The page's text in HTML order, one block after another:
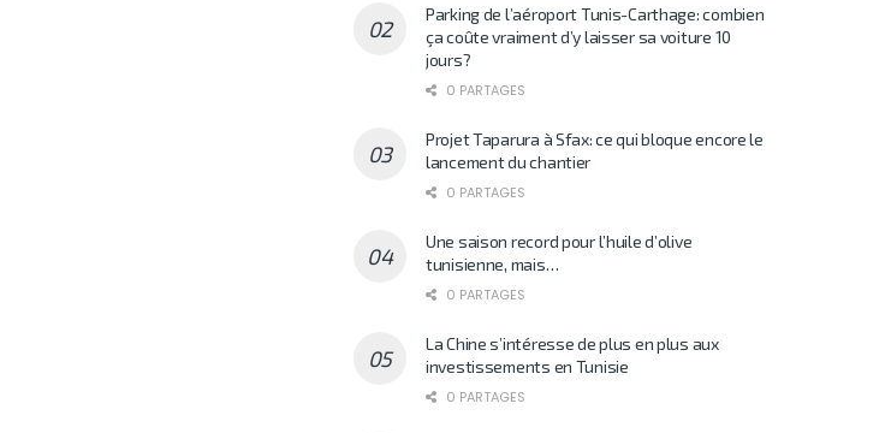
Parking de l’aéroport Tunis-Carthage: combien
ça coûte vraiment d’y laisser sa voiture 10
jours?
0 PARTAGES
Projet Taparura à Sfax: ce qui bloque encore le
lancement du chantier
0 PARTAGES
Une saison record pour l’huile d’olive
tunisienne, mais…
0 PARTAGES
La Chine s’intéresse de plus en plus aux
investissements en Tunisie
0 PARTAGES